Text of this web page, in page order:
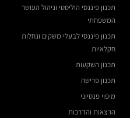
תכנון פיננסי הוליסטי וניהול העושר
המשפחתי
תכנון פיננסי לבעלי משקים ונחלות
חקלאיות
תכנון השקעות
תכנון פרישה
מיפוי פנסיוני
הרצאות והדרכות